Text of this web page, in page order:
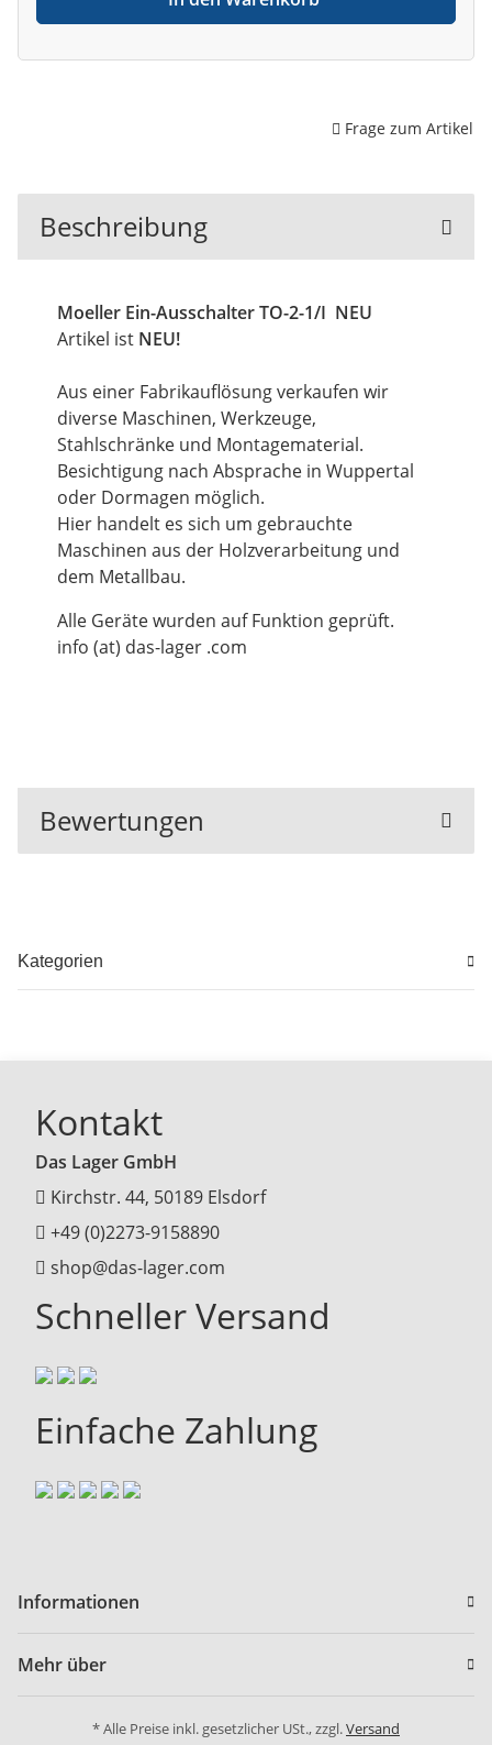
Frage zum Artikel
Beschreibung
Moeller Ein-Ausschalter TO-2-1/I NEU
Artikel ist NEU!
Aus einer Fabrikauflösung verkaufen wir
diverse Maschinen, Werkzeuge,
Stahlschränke und Montagematerial.
Besichtigung nach Absprache in Wuppertal
oder Dormagen möglich.
Hier handelt es sich um gebrauchte
Maschinen aus der Holzverarbeitung und
dem Metallbau.
Alle Geräte wurden auf Funktion geprüft.
info (at) das-lager .com
Bewertungen
Kategorien
Kontakt
Das Lager GmbH
Kirchstr. 44, 50189 Elsdorf
+49 (0)2273-9158890
shop@das-lager.com
Schneller Versand
Einfache Zahlung
Informationen
Mehr über
* Alle Preise inkl. gesetzlicher USt., zzgl.Versand